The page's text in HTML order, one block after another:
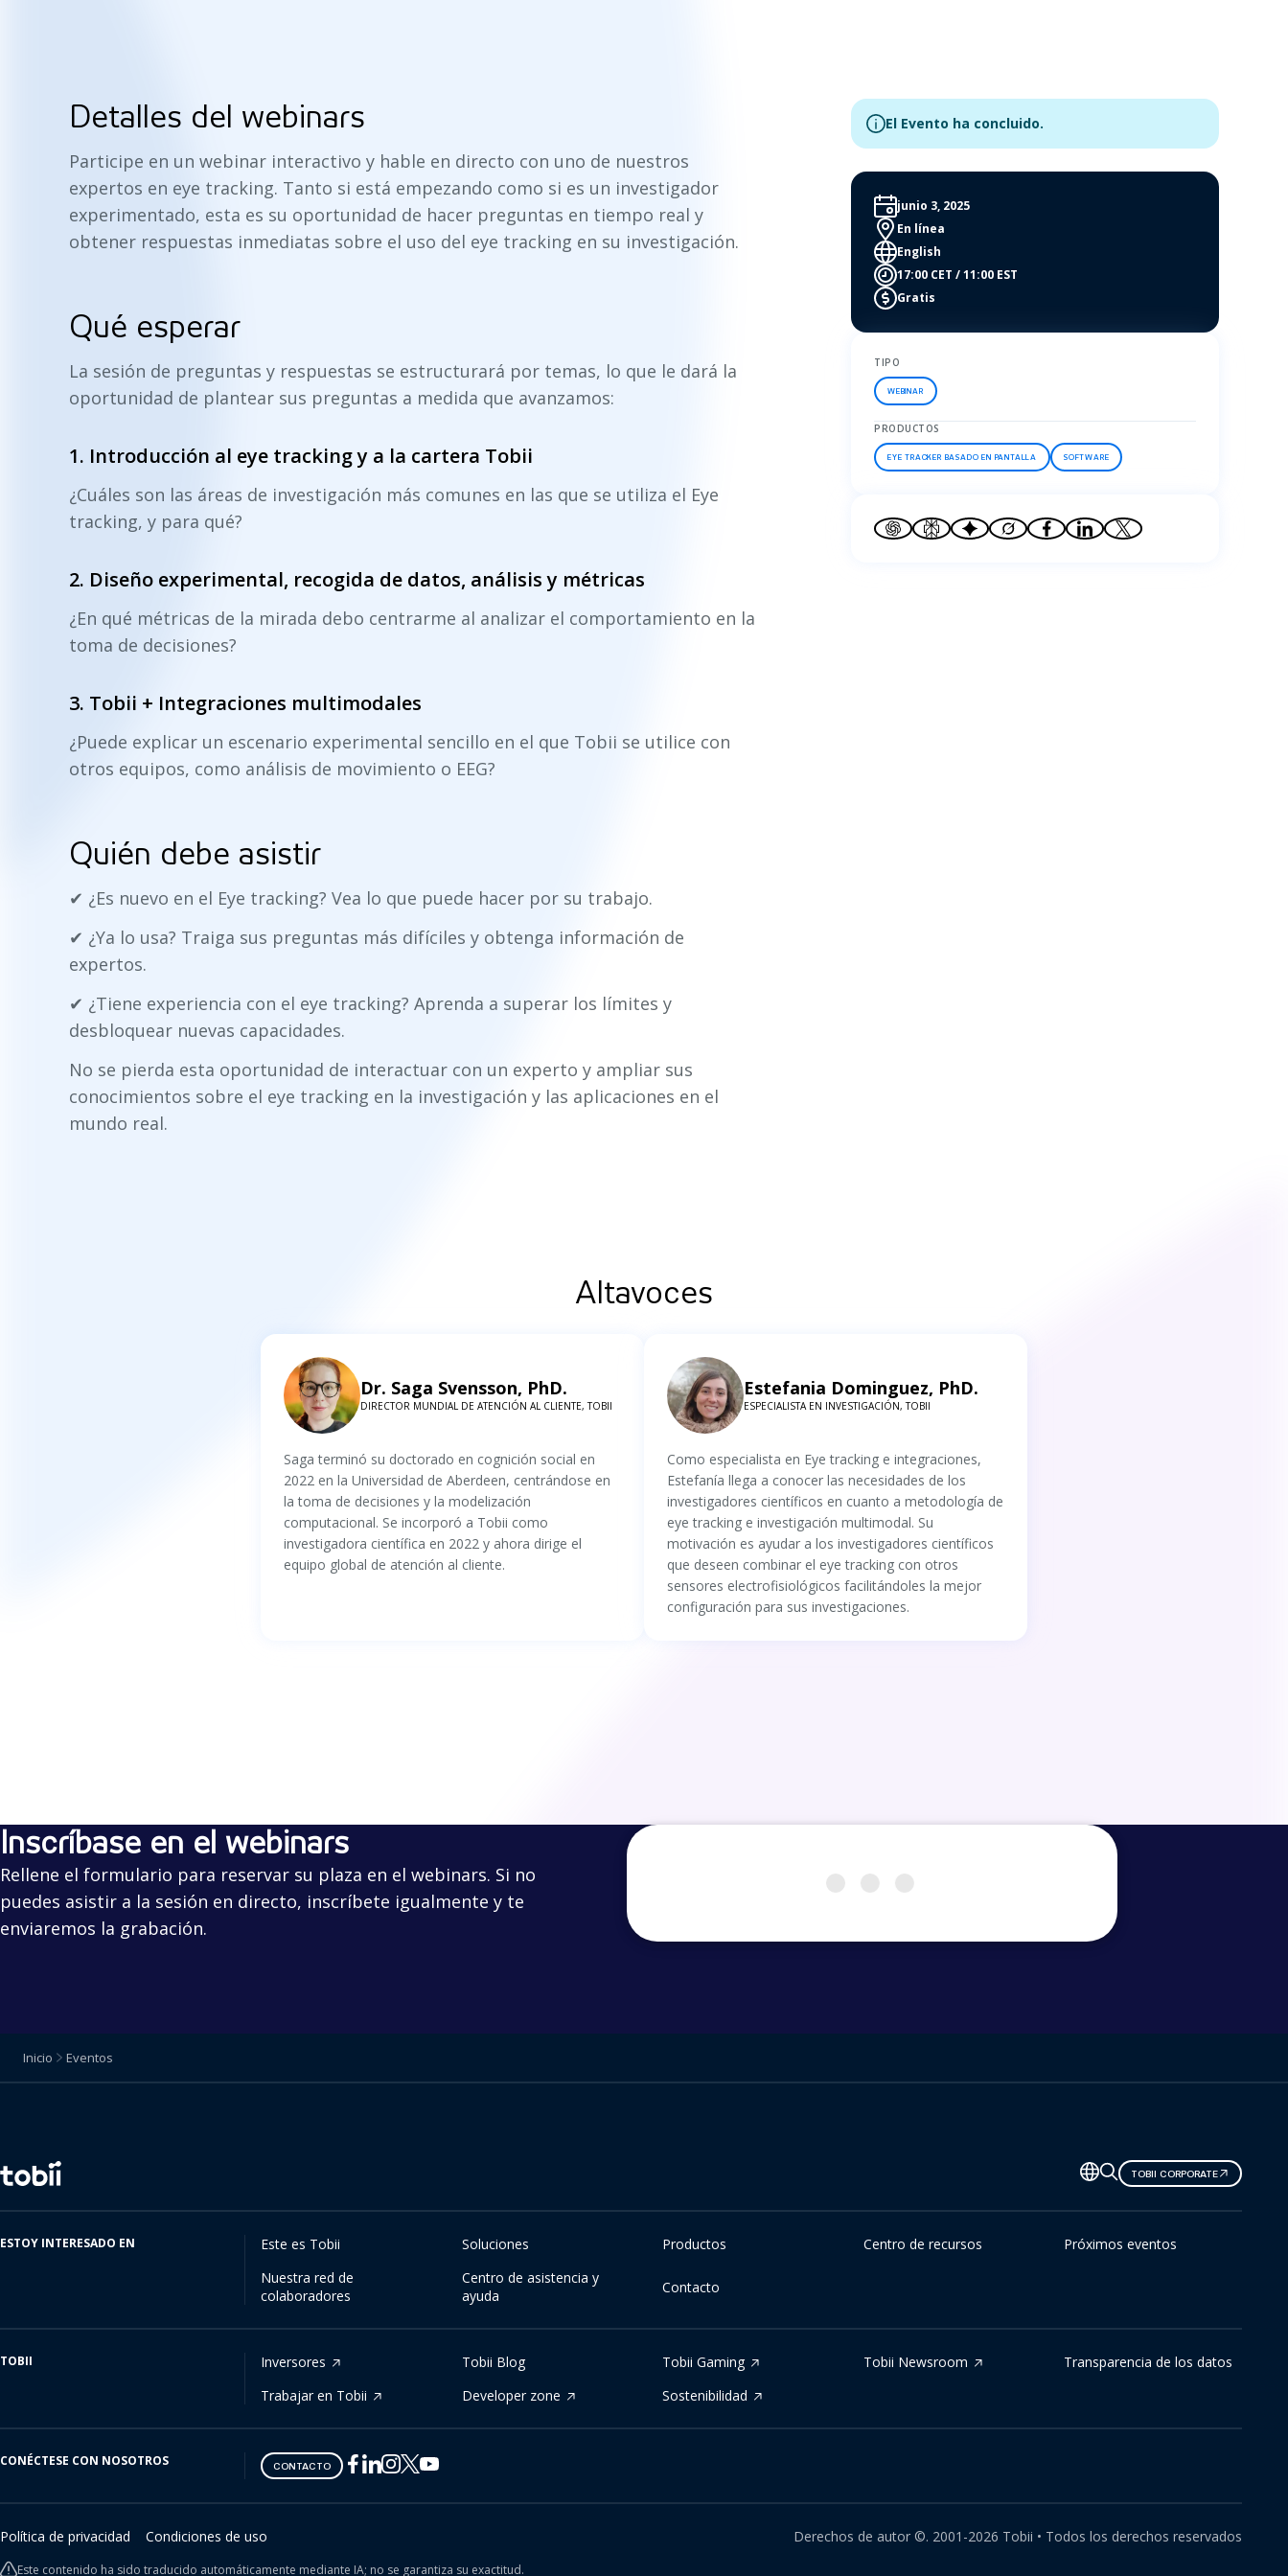
Detalles del webinars
Participe en un webinar interactivo y hable en directo con uno de nuestros
expertos en eye tracking. Tanto si está empezando como si es un investigador
experimentado, esta es su oportunidad de hacer preguntas en tiempo real y
obtener respuestas inmediatas sobre el uso del eye tracking en su investigación.
Qué esperar
La sesión de preguntas y respuestas se estructurará por temas, lo que le dará la
oportunidad de plantear sus preguntas a medida que avanzamos:
1. Introducción al eye tracking y a la cartera Tobii
¿Cuáles son las áreas de investigación más comunes en las que se utiliza el Eye
tracking, y para qué?
2. Diseño experimental, recogida de datos, análisis y métricas
¿En qué métricas de la mirada debo centrarme al analizar el comportamiento en la
toma de decisiones?
3. Tobii + Integraciones multimodales
¿Puede explicar un escenario experimental sencillo en el que Tobii se utilice con
otros equipos, como análisis de movimiento o EEG?
Quién debe asistir
✔ ¿Es nuevo en el Eye tracking? Vea lo que puede hacer por su trabajo.
✔ ¿Ya lo usa? Traiga sus preguntas más difíciles y obtenga información de
expertos.
✔ ¿Tiene experiencia con el eye tracking? Aprenda a superar los límites y
desbloquear nuevas capacidades.
No se pierda esta oportunidad de interactuar con un experto y ampliar sus
conocimientos sobre el eye tracking en la investigación y las aplicaciones en el
mundo real.
El Evento ha concluido.
junio 3, 2025
En línea
English
17:00 CET / 11:00 EST
Gratis
TIPO
WEBINAR
PRODUCTOS
EYE TRACKER BASADO EN PANTALLA SOFTWARE
Altavoces
Dr. Saga Svensson, PhD.
DIRECTOR MUNDIAL DE ATENCIÓN AL CLIENTE, TOBII
Saga terminó su doctorado en cognición social en
2022 en la Universidad de Aberdeen, centrándose en
la toma de decisiones y la modelización
computacional. Se incorporó a Tobii como
investigadora científica en 2022 y ahora dirige el
equipo global de atención al cliente.
Estefania Dominguez, PhD.
ESPECIALISTA EN INVESTIGACIÓN, TOBII
Como especialista en Eye tracking e integraciones,
Estefanía llega a conocer las necesidades de los
investigadores científicos en cuanto a metodología de
eye tracking e investigación multimodal. Su
motivación es ayudar a los investigadores científicos
que deseen combinar el eye tracking con otros
sensores electrofisiológicos facilitándoles la mejor
configuración para sus investigaciones.
Inscríbase en el webinars
Rellene el formulario para reservar su plaza en el webinars. Si no
puedes asistir a la sesión en directo, inscríbete igualmente y te
enviaremos la grabación.
Inicio Eventos
Cambiar
de
idioma
TOBII CORPORATE
ESTOY INTERESADO EN Este es Tobii Soluciones Productos Centro de recursos
Próximos eventos
Nuestra red de
colaboradores
Centro de asistencia y
ayuda
Contacto
TOBII Inversores Tobii Blog Tobii Gaming Tobii Newsroom
Transparencia de los datos
Trabajar en Tobii
Developer zone Sostenibilidad
CONÉCTESE CON NOSOTROS CONTACTO
Tobii
Facebook
Tobii
Linkedin
Tobii
Instagram
Tobii
Twitter
Tobii
Youtube
Política de privacidad
Condiciones de uso Derechos de autor ©. 2001-2026 Tobii • Todos los derechos reservados
Este contenido ha sido traducido automáticamente mediante IA; no se garantiza su exactitud.